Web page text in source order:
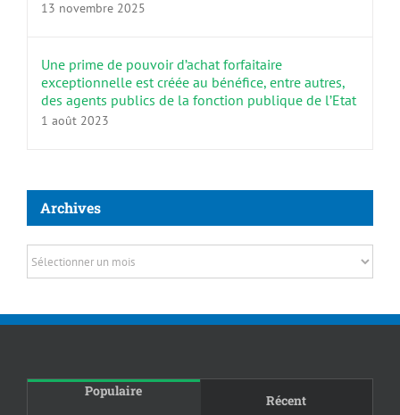
13 novembre 2025
Une prime de pouvoir d’achat forfaitaire
exceptionnelle est créée au bénéfice, entre autres,
des agents publics de la fonction publique de l’Etat
1 août 2023
Archives
Archives
Populaire
Récent